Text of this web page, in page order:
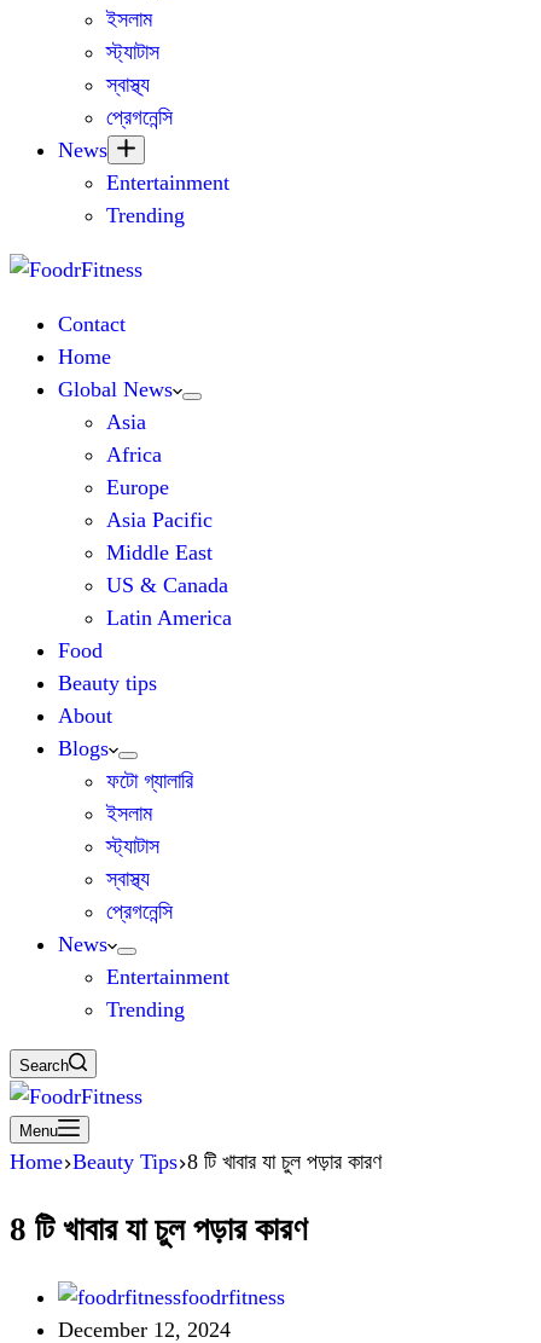
ইসলাম
স্ট্যাটাস
স্বাস্থ্য
প্রেগনেন্সি
News
Entertainment
Trending
Contact
Home
Global News
Asia
Africa
Europe
Asia Pacific
Middle East
US & Canada
Latin America
Food
Beauty tips
About
Blogs
ফটো গ্যালারি
ইসলাম
স্ট্যাটাস
স্বাস্থ্য
প্রেগনেন্সি
News
Entertainment
Trending
Search
Menu
Home Beauty Tips 8 টি খাবার যা চুল পড়ার কারণ
8 টি খাবার যা চুল পড়ার কারণ
foodrfitness
December 12, 2024